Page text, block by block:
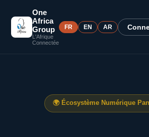
One
Africa
Group
L'Afrique
Connectée
FR EN AR
🌍 Écosystème Numérique